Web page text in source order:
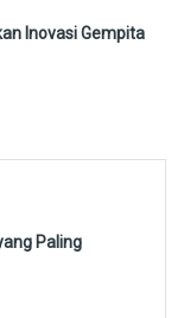
Inovasi Gempita
Paling